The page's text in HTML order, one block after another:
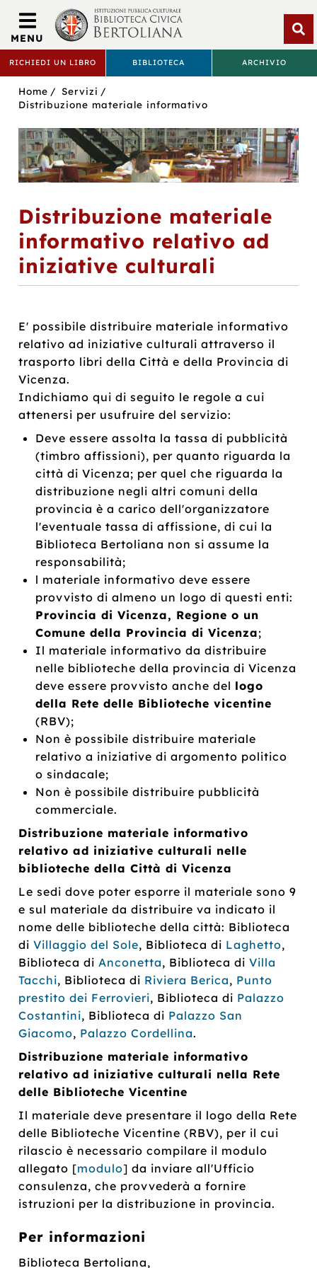
BIBLIOTECA
CIVICA
BERTOLIANA
RICHIEDI UN LIBRO BIBLIOTECA ARCHIVIO
MENU
Bertoliana
Sei
in:
Home
Servizi
Distribuzione materiale informativo
Distribuzione materiale
informativo relativo ad
iniziative culturali
E' possibile distribuire materiale informativo
relativo ad iniziative culturali attraverso il
trasporto libri della Città e della Provincia di
Vicenza.
Indichiamo qui di seguito le regole a cui
attenersi per usufruire del servizio:
Deve essere assolta la tassa di pubblicità
(timbro affissioni), per quanto riguarda la
città di Vicenza; per quel che riguarda la
distribuzione negli altri comuni della
provincia è a carico dell'organizzatore
l'eventuale tassa di affissione, di cui la
Biblioteca Bertoliana non si assume la
responsabilità;
l materiale informativo deve essere
provvisto di almeno un logo di questi enti:
Provincia di Vicenza, Regione o un
Comune della Provincia di Vicenza;
Il materiale informativo da distribuire
nelle biblioteche della provincia di Vicenza
deve essere provvisto anche del logo
della Rete delle Biblioteche vicentine
(RBV);
Non è possibile distribuire materiale
relativo a iniziative di argomento politico
o sindacale;
Non è possibile distribuire pubblicità
commerciale.
Distribuzione materiale informativo
relativo ad iniziative culturali nelle
biblioteche della Città di Vicenza
Le sedi dove poter esporre il materiale sono 9
e sul materiale da distribuire va indicato il
nome delle biblioteche della città: Biblioteca
diVillaggio del Sole, Biblioteca di Laghetto,
Biblioteca di Anconetta, Biblioteca diVilla
Tacchi, Biblioteca di Riviera Berica, Punto
prestito dei Ferrovieri, Biblioteca di Palazzo
Costantini, Biblioteca di Palazzo San
Giacomo, Palazzo Cordellina.
Distribuzione materiale informativo
relativo ad iniziative culturali nella Rete
delle Biblioteche Vicentine
Il materiale deve presentare il logo della Rete
delle Biblioteche Vicentine (RBV), per il cui
rilascio è necessario compilare il modulo
allegato [modulo] da inviare all'Ufficio
consulenza, che provvederà a fornire
istruzioni per la distribuzione in provincia.
Per informazioni
Biblioteca Bertoliana,